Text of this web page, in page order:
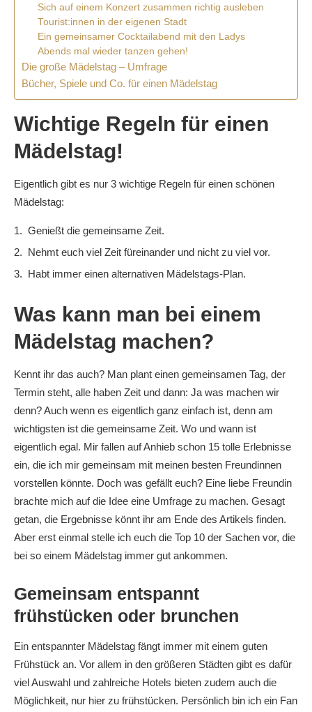
Sich auf einem Konzert zusammen richtig ausleben
Tourist:innen in der eigenen Stadt
Ein gemeinsamer Cocktailabend mit den Ladys
Abends mal wieder tanzen gehen!
Die große Mädelstag – Umfrage
Bücher, Spiele und Co. für einen Mädelstag
Wichtige Regeln für einen
Mädelstag!
Eigentlich gibt es nur 3 wichtige Regeln für einen schönen
Mädelstag:
Genießt die gemeinsame Zeit.
Nehmt euch viel Zeit füreinander und nicht zu viel vor.
Habt immer einen alternativen Mädelstags-Plan.
Was kann man bei einem
Mädelstag machen?
Kennt ihr das auch? Man plant einen gemeinsamen Tag, der
Termin steht, alle haben Zeit und dann: Ja was machen wir
denn? Auch wenn es eigentlich ganz einfach ist, denn am
wichtigsten ist die gemeinsame Zeit. Wo und wann ist
eigentlich egal. Mir fallen auf Anhieb schon 15 tolle Erlebnisse
ein, die ich mir gemeinsam mit meinen besten Freundinnen
vorstellen könnte. Doch was gefällt euch? Eine liebe Freundin
brachte mich auf die Idee eine Umfrage zu machen. Gesagt
getan, die Ergebnisse könnt ihr am Ende des Artikels finden.
Aber erst einmal stelle ich euch die Top 10 der Sachen vor, die
bei so einem Mädelstag immer gut ankommen.
Gemeinsam entspannt
frühstücken oder brunchen
Ein entspannter Mädelstag fängt immer mit einem guten
Frühstück an. Vor allem in den größeren Städten gibt es dafür
viel Auswahl und zahlreiche Hotels bieten zudem auch die
Möglichkeit, nur hier zu frühstücken. Persönlich bin ich ein Fan